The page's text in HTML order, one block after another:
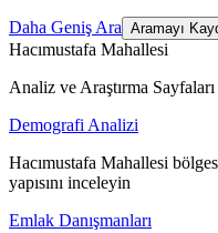
Daha Geniş Ara Aramayı
Hacımustafa Mahallesi
Analiz ve Araştırma Sayfaları
Demografi Analizi
Hacımustafa Mahallesi
yapısını inceleyin
Emlak Danışmanları